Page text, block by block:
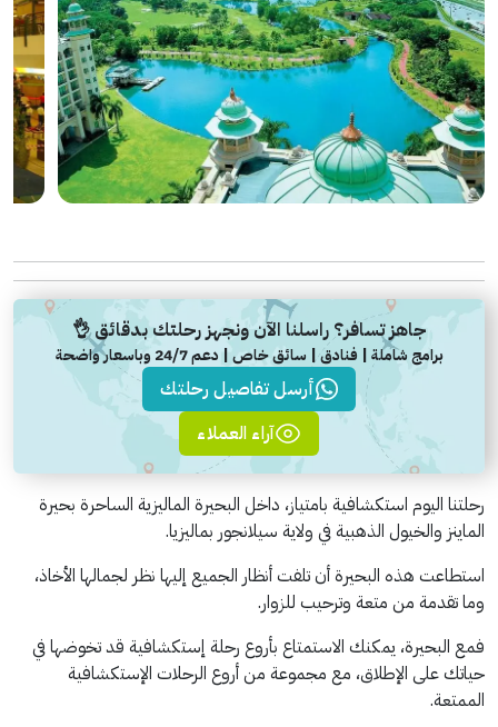
جاهز تسافر؟ راسلنا الآن ونجهز رحلتك بدقائق 👌
برامج شاملة | فنادق | سائق خاص | دعم 24/7 وباسعار واضحة
أرسل تفاصيل رحلتك
آراء العملاء
رحلتنا اليوم استكشافية بامتياز، داخل البحيرة الماليزية الساحرة بحيرة
الماينز والخيول الذهبية في ولاية سيلانجور بماليزيا.
استطاعت هذه البحيرة أن تلفت أنظار الجميع إليها نظر لجمالها الأخاذ،
وما تقدمة من متعة وترحيب للزوار.
فمع البحيرة، يمكنك الاستمتاع بأروع رحلة إستكشافية قد تخوضها في
حياتك على الإطلاق، مع مجموعة من أروع الرحلات الإستكشافية
الممتعة.